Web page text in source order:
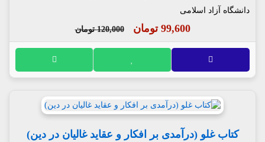
دانشگاه آزاد اسلامی
99,600 تومان 120,000 تومان
کتاب غلو (درآمدی بر افکار و عقاید غالیان در دین)